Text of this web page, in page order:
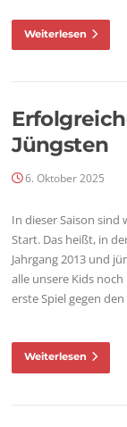
Weiterlesen
Jüngsten
6. Oktober 2025
In dieser Saison
Start. Das heißt, in
Jahrgang 2013 und
alle unsere Kids
erste Spiel gegen
Weiterlesen